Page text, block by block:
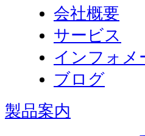
会社概要
サービス
インフォメ
ブログ
製品案内